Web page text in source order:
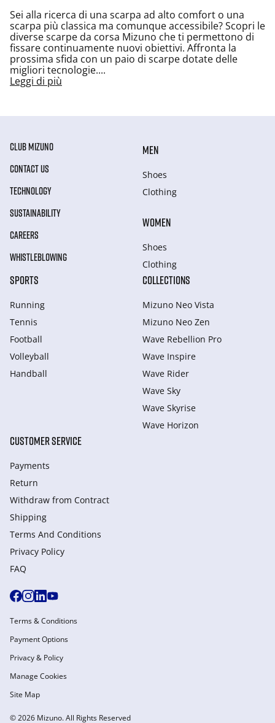
Sei alla ricerca di una scarpa ad alto comfort o una
scarpa più classica ma comunque accessibile? Scopri le
diverse scarpe da corsa Mizuno che ti permettono di
fissare continuamente nuovi obiettivi. Affronta la
prossima sfida con un paio di scarpe dotate delle
migliori tecnologie....
Leggi di più
CLUB MIZUNO
CONTACT US
TECHNOLOGY
SUSTAINABILITY
CAREERS
WHISTLEBLOWING
MEN
Shoes
Clothing
WOMEN
Shoes
Clothing
SPORTS
Running
Tennis
Football
Volleyball
Handball
COLLECTIONS
Mizuno Neo Vista
Mizuno Neo Zen
Wave Rebellion Pro
Wave Inspire
Wave Rider
Wave Sky
Wave Skyrise
Wave Horizon
CUSTOMER SERVICE
Payments
Return
Withdraw from Сontract
Shipping
Terms And Conditions
Privacy Policy
FAQ
© 2026 Mizuno. All Rights Reserved
Terms & Conditions
Payment Options
Privacy & Policy
Manage Cookies
Site Map